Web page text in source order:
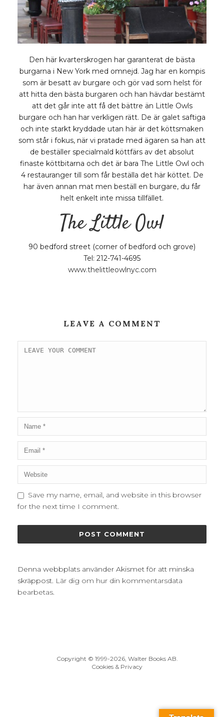
Den här kvarterskrogen har garanterat de bästa
burgarna i New York med omnejd. Jag har en kompis
som är besatt av burgare och gör vad som helst för
att hitta den bästa burgaren och han hävdar bestämt
att det går inte att få det bättre än Little Owls
burgare och han har verkligen rätt. De är galet saftiga
och inte starkt kryddade utan här är det köttsmaken
som står i fokus, när vi pratade med ägaren sa han att
de beställer specialmald köttfärs av det absolut
finaste köttbitarna och det är bara The Little Owl och
4 restauranger till som får beställa det här köttet. De
har även annan mat men beställ en burgare, du får
helt enkelt inte missa tillfället.
The Little Owl
90 bedford street (corner of bedford och grove)
Tel: 212-741-4695
www.thelittleowlnyc.com
LEAVE A COMMENT
Save my name, email, and website in this browser
for the next time I comment.
Denna webbplats använder Akismet för att minska
skräppost. Lär dig om hur din kommentarsdata
bearbetas.
Copyright © 1999-2026, Walter Books AB.
Cookies & Privacy